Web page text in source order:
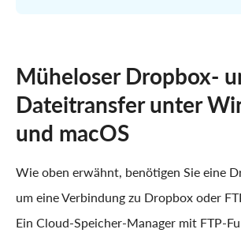
Müheloser Dropbox-
Dateitransfer unter
und macOS
Wie oben erwähnt, benötigen Sie eine
um eine Verbindung zu Dropbox oder
Ein Cloud-Speicher-Manager mit FTP-